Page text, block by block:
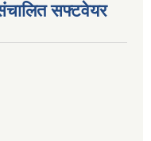
सफ्टवेयर